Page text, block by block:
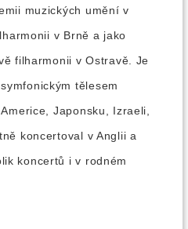
muzických umění v
v Brně a jako
filharmonii v Ostravě. Je
tělesem
Japonsku, Izraeli,
koncertoval v Anglii a
koncertů i v rodném